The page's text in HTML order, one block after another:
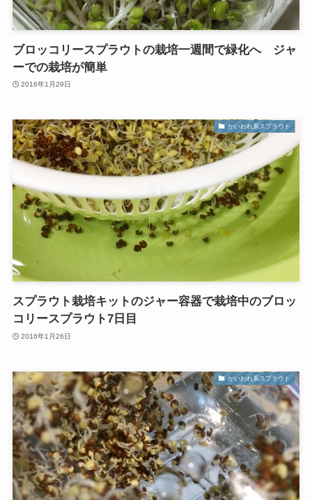
ブロッコリースプラウトの栽培一週間で緑化へ ジャ
ーでの栽培が簡単
2016年1月29日
かいわれ系スプラウト
スプラウト栽培キットのジャー容器で栽培中のブロッ
コリースプラウト7日目
2016年1月26日
かいわれ系スプラウト